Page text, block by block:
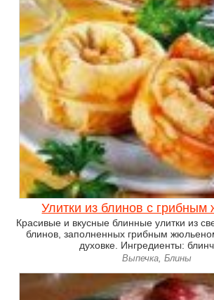
Улитки из блинов с
Красивые и вкусные блинные улитки из
блинов, заполненных грибным
духовке. Ингредиенты:
Выпечка, Блины